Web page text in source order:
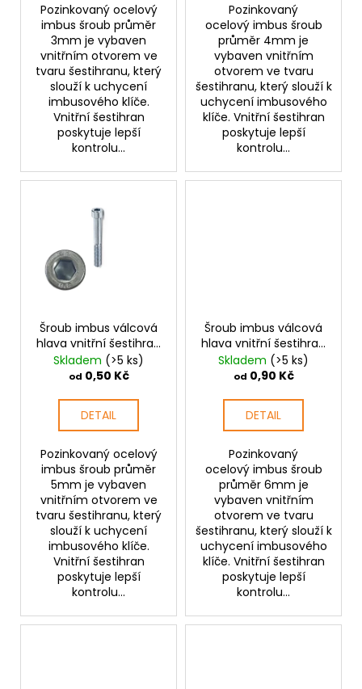
Pozinkovaný ocelový
imbus šroub průměr
3mm je vybaven
vnitřním otvorem ve
tvaru šestihranu, který
slouží k uchycení
imbusového klíče.
Vnitřní šestihran
poskytuje lepší
kontrolu...
Pozinkovaný
ocelový imbus šroub
průměr 4mm je
vybaven vnitřním
otvorem ve tvaru
šestihranu, který slouží k
uchycení imbusového
klíče. Vnitřní šestihran
poskytuje lepší
kontrolu...
Šroub imbus válcová
hlava vnitřní šestihran
M5 pozink
Skladem (>5 ks)
od 0,50 Kč
DETAIL
Pozinkovaný ocelový
imbus šroub průměr
5mm je vybaven
vnitřním otvorem ve
tvaru šestihranu, který
slouží k uchycení
imbusového klíče.
Vnitřní šestihran
poskytuje lepší
kontrolu...
Šroub imbus válcová
hlava vnitřní šestihran
M6 pozink
Skladem (>5 ks)
od 0,90 Kč
DETAIL
Pozinkovaný
ocelový imbus šroub
průměr 6mm je
vybaven vnitřním
otvorem ve tvaru
šestihranu, který slouží k
uchycení imbusového
klíče. Vnitřní šestihran
poskytuje lepší
kontrolu...